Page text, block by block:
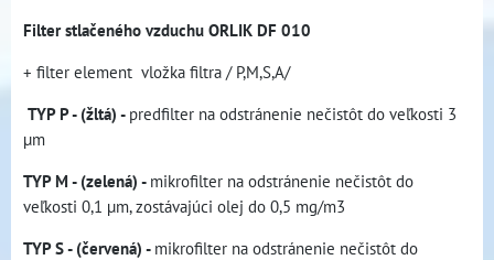
Filter stlačeného vzduchu ORLIK DF 010
+ filter element vložka filtra / P,M,S,A/
TYP P - (žltá) - predfilter na odstránenie nečistôt do veľkosti 3
µm
TYP M - (zelená) - mikrofilter na odstránenie nečistôt do
veľkosti 0,1 µm, zostávajúci olej do 0,5 mg/m3
TYP S - (červená) - mikrofilter na odstránenie nečistôt do